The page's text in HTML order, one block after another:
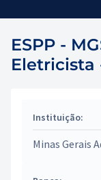
ESPP -
Eletricista
Instituição:
Minas Gerais